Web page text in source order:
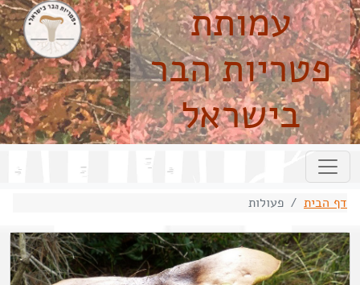
עמותת
פטריות הבר
בישראל
דף הבית פעולות